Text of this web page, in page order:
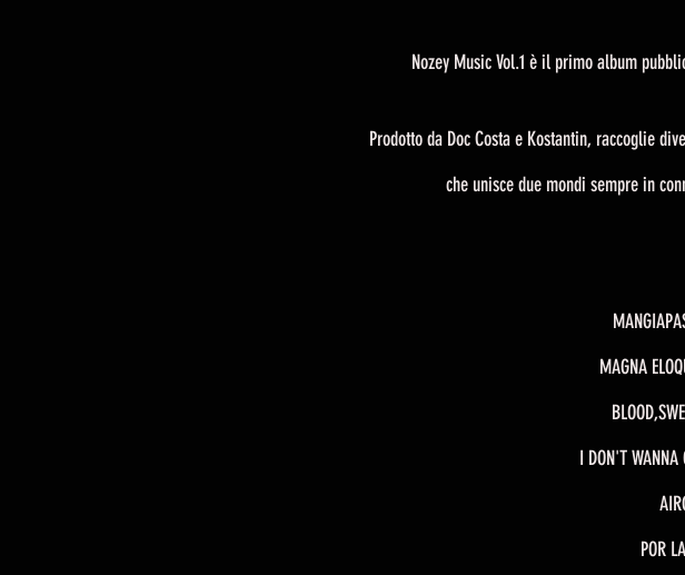
Nozey Music Vol.1 è il primo album
Prodotto da Doc Costa e Kostantin, raccoglie
che unisce due mondi sempre in
MAGNA
I DON'T WANNA
POR